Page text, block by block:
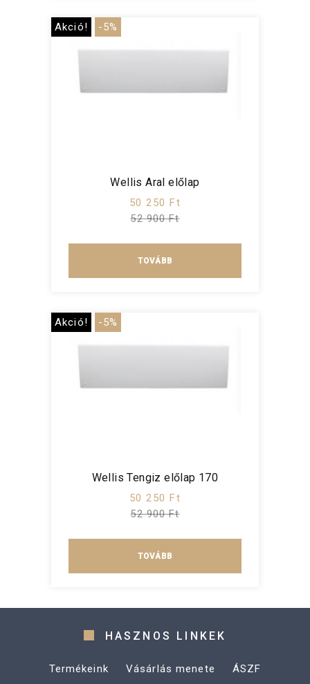
Akció! -5%
Wellis Aral előlap
50 250 Ft
52 900 Ft
TOVÁBB
Akció! -5%
Wellis Tengiz előlap 170
50 250 Ft
52 900 Ft
TOVÁBB
HASZNOS LINKEK
Termékeink Vásárlás menete
ÁSZF